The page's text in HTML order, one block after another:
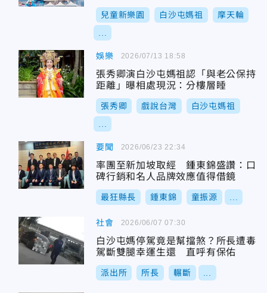
兒童新樂園 白沙屯媽祖 摩天輪
娛樂
張秀卿演白沙屯媽祖認「與老公保持
距離」曝相處現況：分樓層睡
張秀卿 戲說台灣 白沙屯媽祖
2026/07/13 18:58
要聞
率團至新加坡取經 鍾東錦盛讚：口
碑行銷和名人品牌效應值得借鏡
最狂縣長 鍾東錦 童振源
2026/06/23 22:34
社會
白沙屯媽停駕竟是幫擋煞？所長遭毒
駕斷雙腿幸運生還 直呼有保佑
派出所 所長 輾斷
2026/06/07 07:30